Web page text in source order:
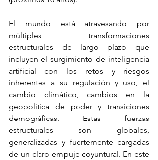
El mundo está atravesando por
múltiples transformaciones
estructurales de largo plazo que
incluyen el surgimiento de inteligencia
artificial con los retos y riesgos
inherentes a su regulación y uso, el
cambio climático, cambios en la
geopolítica de poder y transiciones
demográficas. Estas fuerzas
estructurales son globales,
generalizadas y fuertemente cargadas
de un claro empuje coyuntural. En este